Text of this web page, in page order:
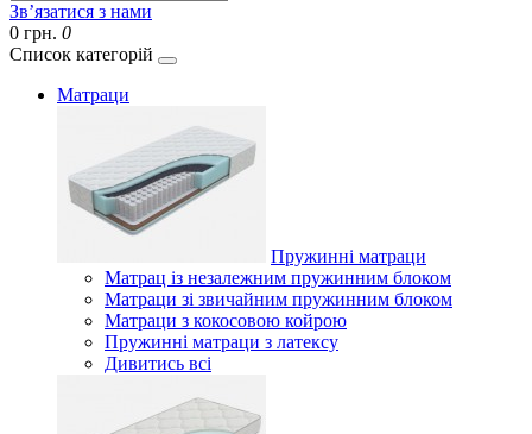
Зв’язатися з нами
0 грн. 0
Список категорій
Матраци
Пружинні матраци
Матрац із незалежним пружинним блоком
Матраци зі звичайним пружинним блоком
Матраци з кокосовою койрою
Пружинні матраци з латексу
Дивитись всі